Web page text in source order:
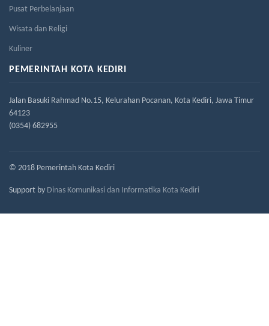
Pusat Perbelanjaan
Wisata dan Religi
Kuliner
PEMERINTAH KOTA KEDIRI
Jalan Basuki Rahmad No.15, Kelurahan Pocanan, Kota Kediri, Jawa Timur
64123
(0354) 682955
© 2018 Pemerintah Kota Kediri
Support by Dinas Komunikasi dan Informatika Kota Kediri